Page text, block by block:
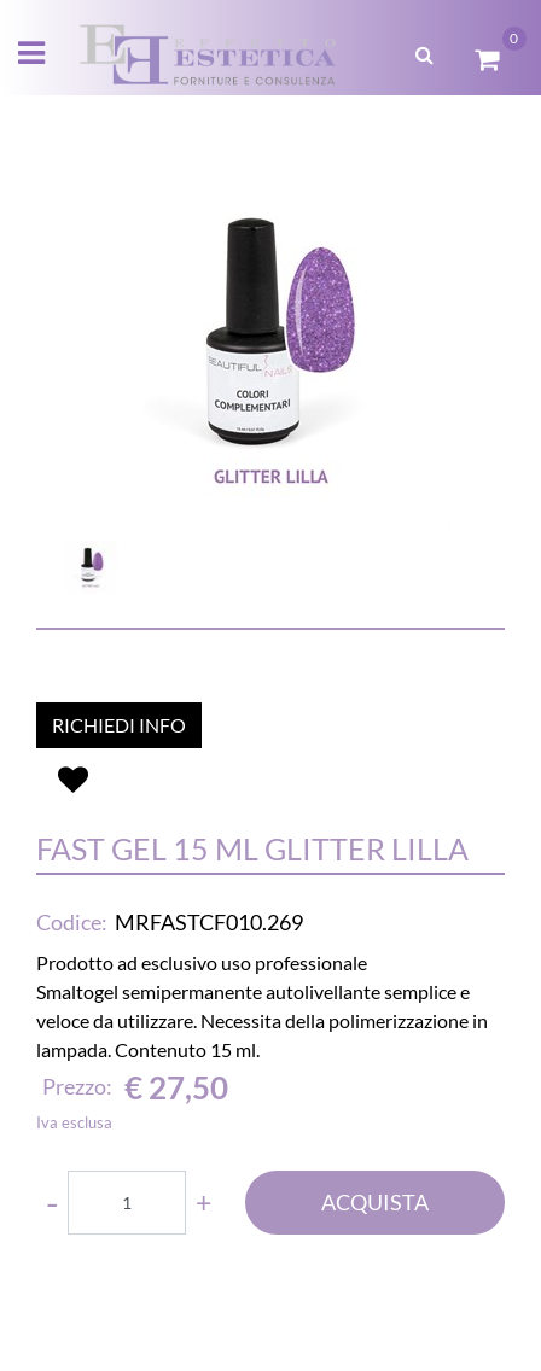
Open menu
0
RICHIEDI INFO
FAST GEL 15 ML GLITTER LILLA
Codice: MRFASTCF010.269
Prodotto ad esclusivo uso professionale
Smaltogel semipermanente autolivellante semplice e
veloce da utilizzare. Necessita della polimerizzazione in
lampada. Contenuto 15 ml.
Prezzo: € 27,50
Iva esclusa
Quantità
ACQUISTA